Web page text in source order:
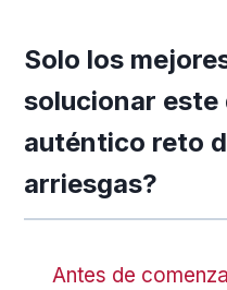
Solo los
solucionar este
auténtico reto
arriesgas?
Antes de